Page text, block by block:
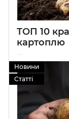
ТОП 10
картоплю
Новини
Статті